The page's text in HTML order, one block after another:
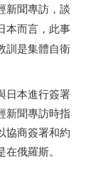
新聞專訪，談
本而言，此事
訓是集體自衛
日本進行簽署
新聞專訪時指
協商簽署和約
在俄羅斯。